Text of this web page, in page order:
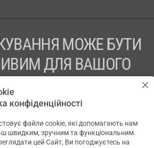
МОЖЕ БУТИ
ДЛЯ ВАШОГО
ПРЕПАРАТУ ПРОКОНСУЛЬТУЙТЕСЬ
911.ЮА» Код ЄДРПОУ 43631965.
конфіденційності
файли cookie, які допомагають нам
швидким, зручним та функціональним.
цей Сайт, Ви погоджуєтесь на
✕